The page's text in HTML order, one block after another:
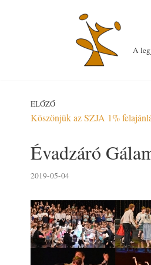
A
ELŐZŐ
Köszönjük az SZJA 1%
Évadzáró
2019-05-04